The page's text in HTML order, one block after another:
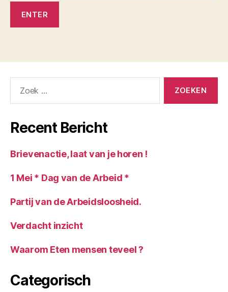
naar:
Recent Bericht
Brievenactie, laat van je horen !
1 Mei * Dag van de Arbeid *
Partij van de Arbeidsloosheid.
Verdacht inzicht
Waarom Eten mensen teveel ?
Categorisch